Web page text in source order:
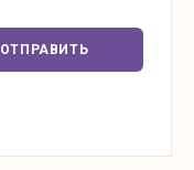
ОТПРАВИТЬ